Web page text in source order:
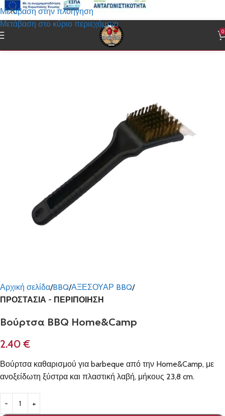
Μετάβαση στην πλοήγηση
Μετάβαση στο κύριο περιεχόμενο
0
Αρχική σελίδα BBQ ΑΞΕΣΟΥΑΡ BBQ
ΠΡΟΣΤΑΣΙΑ - ΠΕΡΙΠΟΙΗΣΗ
Βούρτσα BBQ Home&Camp
2.40€
Βούρτσα καθαρισμού για barbeque από την Home&Camp, με
ανοξείδωτη ξύστρα και πλαστική λαβή, μήκους 23,8 cm.